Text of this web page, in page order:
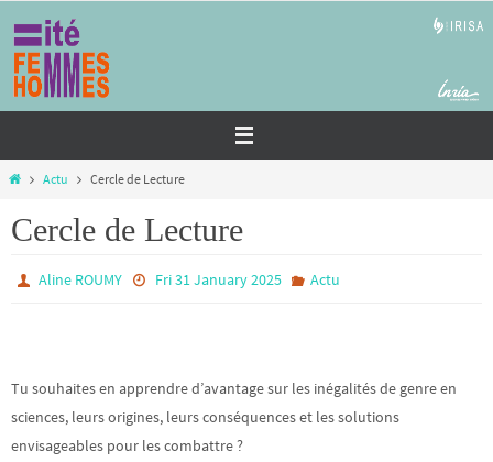
vers
contenu
HomeActu Cercle de Lecture
Cercle de Lecture
Aline ROUMY Fri 31 January 2025 Actu
Tu souhaites en apprendre d’avantage sur les inégalités de genre en
sciences, leurs origines, leurs conséquences et les solutions
envisageables pour les combattre ?